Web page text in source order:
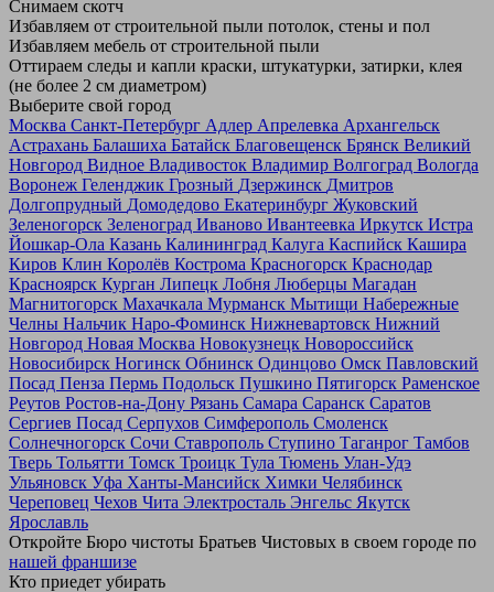
Снимаем скотч
Избавляем от строительной пыли потолок, стены и пол
Избавляем мебель от строительной пыли
Оттираем следы и капли краски, штукатурки, затирки, клея
(не более 2 см диаметром)
Выберите свой город
Москва Санкт-Петербург Адлер Апрелевка Архангельск
Астрахань Балашиха Батайск Благовещенск Брянск Великий
Новгород Видное Владивосток Владимир Волгоград Вологда
Воронеж Геленджик Грозный Дзержинск Дмитров
Долгопрудный Домодедово Екатеринбург Жуковский
Зеленогорск Зеленоград Иваново Ивантеевка Иркутск Истра
Йошкар-Ола Казань Калининград Калуга Каспийск Кашира
Киров Клин Королёв Кострома Красногорск Краснодар
Красноярск Курган Липецк Лобня Люберцы Магадан
Магнитогорск Махачкала Мурманск Мытищи Набережные
Челны Нальчик Наро-Фоминск Нижневартовск Нижний
Новгород Новая Москва Новокузнецк Новороссийск
Новосибирск Ногинск Обнинск Одинцово Омск Павловский
Посад Пенза Пермь Подольск Пушкино Пятигорск Раменское
Реутов Ростов-на-Дону Рязань Самара Саранск Саратов
Сергиев Посад Серпухов Симферополь Смоленск
Солнечногорск Сочи Ставрополь Ступино Таганрог Тамбов
Тверь Тольятти Томск Троицк Тула Тюмень Улан-Удэ
Ульяновск Уфа Ханты-Мансийск Химки Челябинск
Череповец Чехов Чита Электросталь Энгельс Якутск
Ярославль
Откройте Бюро чистоты Братьев Чистовых в своем городе по
нашей франшизе
Кто приедет убирать